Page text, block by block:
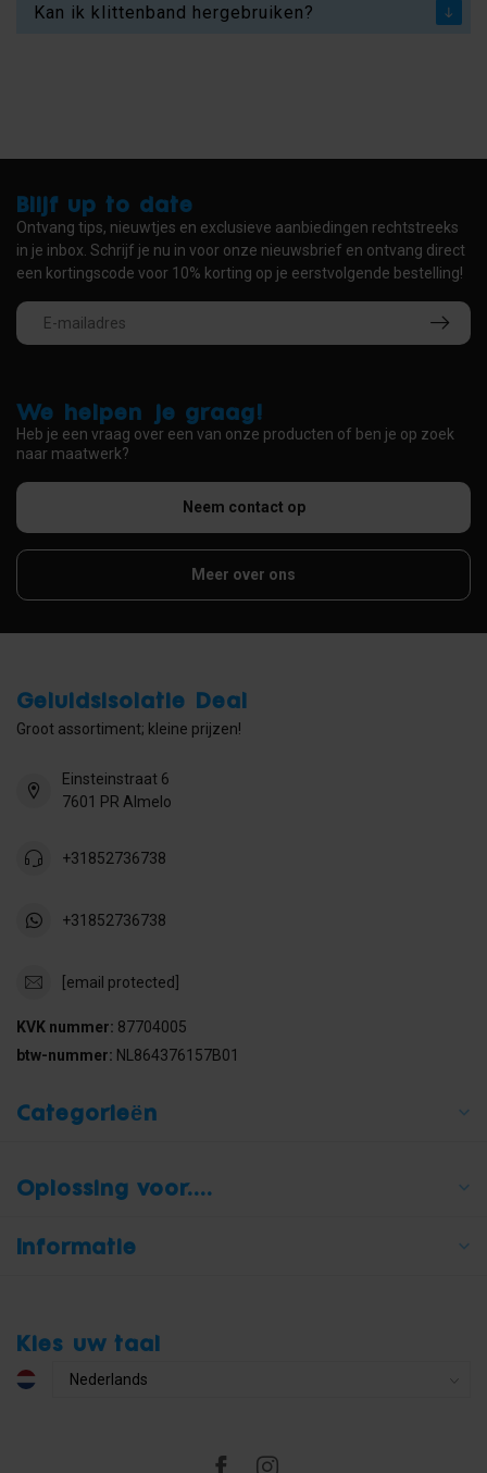
Kan ik klittenband hergebruiken?
We helpen je graag!
Heb je een vraag over een van onze producten of ben je op zoek
naar maatwerk?
Neem contact op
Meer over ons
Blijf up to date
Ontvang tips, nieuwtjes en exclusieve aanbiedingen rechtstreeks
in je inbox. Schrijf je nu in voor onze nieuwsbrief en ontvang direct
een kortingscode voor 10% korting op je eerstvolgende bestelling!
Geluidsisolatie Deal
Groot assortiment; kleine prijzen!
Einsteinstraat 6
7601 PR Almelo
+31852736738
+31852736738
[email protected]
KVK nummer: 87704005
btw-nummer: NL864376157B01
Categorieën
Oplossing voor....
Informatie
Kies uw taal